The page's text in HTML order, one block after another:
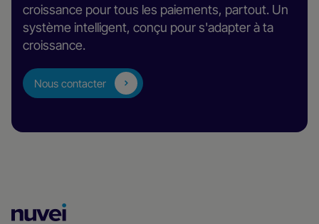
croissance pour tous les paiements, partout. Un
système intelligent, conçu pour s'adapter à ta
croissance.
Nous contacter